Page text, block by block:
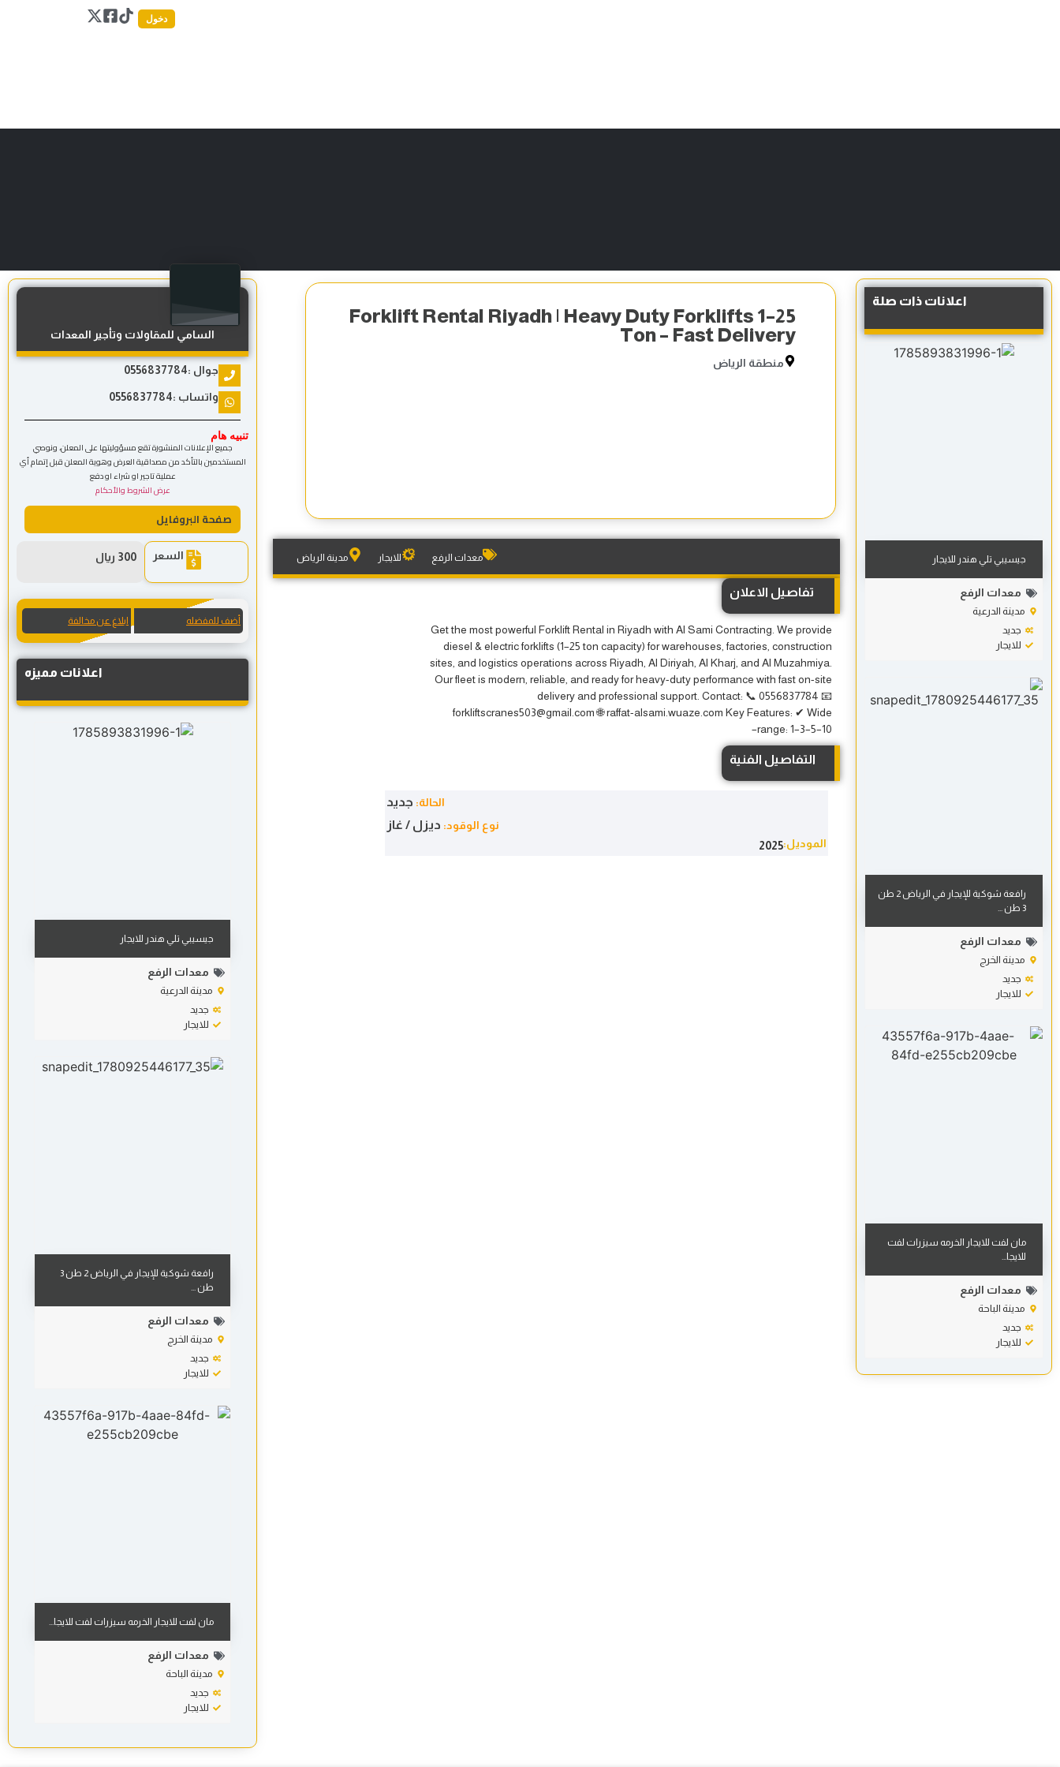
دخول
اعلانات ذات صلة
جيسيبي تلي هندر للايجار
معدات الرفع
مدينة الدرعية
جديد
للايجار
رافعة شوكية للإيجار في الرياض 2 طن
3 طن ...
معدات الرفع
مدينة الخرج
جديد
للايجار
مان لفت للايجار الخرمه سيزرات لفت
للايجا...
معدات الرفع
مدينة الباحة
جديد
للايجار
Forklift Rental Riyadh | Heavy Duty Forklifts 1–25
Ton – Fast Delivery
منطقة الرياض
مدينة الرياض للايجار معدات الرفع
تفاصيل الاعلان
Get the most powerful Forklift Rental in Riyadh with Al Sami Contracting. We provide
diesel & electric forklifts (1–25 ton capacity) for warehouses, factories, construction
sites, and logistics operations across Riyadh, Al Diriyah, Al Kharj, and Al Muzahmiya.
Our fleet is modern, reliable, and ready for heavy-duty performance with fast on-site
delivery and professional support. Contact: 📞 0556837784 📧
forkliftscranes503@gmail.com 🌐 raffat-alsami.wuaze.com Key Features: ✔ Wide
range: 1–3–5–10–
التفاصيل الفنية
الحالة: جديد
نوع الوقود: ديزل / غاز
الموديل:2025
السامي للمقاولات وتأجير المعدات
جوال :0556837784
واتساب :0556837784
تنبيه هام
جميع الإعلانات المنشورة تقع مسؤوليتها على المعلن، ونوصي
المستخدمين بالتأكد من مصداقية العرض وهوية المعلن قبل إتمام أي
عملية تاجير او شراء او دفع
عرض الشروط والأحكام
صفحة البروفايل
السعر 300 ريال
أضف للمفضله ابلاغ عن مخالفة
اعلانات مميزه
جيسيبي تلي هندر للايجار
معدات الرفع
مدينة الدرعية
جديد
للايجار
رافعة شوكية للإيجار في الرياض 2 طن 3
طن ...
معدات الرفع
مدينة الخرج
جديد
للايجار
مان لفت للايجار الخرمه سيزرات لفت للايجا...
معدات الرفع
مدينة الباحة
جديد
للايجار